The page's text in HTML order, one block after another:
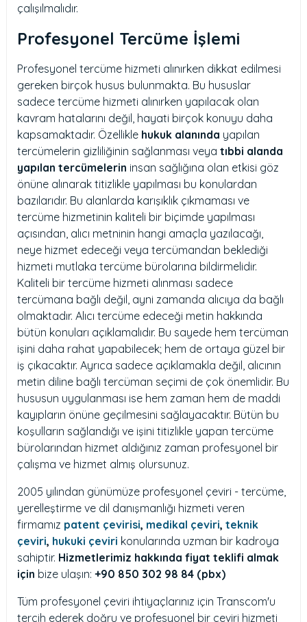
çalışılmalıdır.
Profesyonel Tercüme İşlemi
Profesyonel tercüme hizmeti alınırken dikkat edilmesi
gereken birçok husus bulunmakta. Bu hususlar
sadece tercüme hizmeti alınırken yapılacak olan
kavram hatalarını değil, hayati birçok konuyu daha
kapsamaktadır. Özellikle hukuk alanında yapılan
tercümelerin gizliliğinin sağlanması veya tıbbi alanda
yapılan tercümelerin insan sağlığına olan etkisi göz
önüne alınarak titizlikle yapılması bu konulardan
bazılarıdır. Bu alanlarda karışıklık çıkmaması ve
tercüme hizmetinin kaliteli bir biçimde yapılması
açısından, alıcı metninin hangi amaçla yazılacağı,
neye hizmet edeceği veya tercümandan beklediği
hizmeti mutlaka tercüme bürolarına bildirmelidir.
Kaliteli bir tercüme hizmeti alınması sadece
tercümana bağlı değil, ayni zamanda alıcıya da bağlı
olmaktadır. Alıcı tercüme edeceği metin hakkında
bütün konuları açıklamalıdır. Bu sayede hem tercüman
işini daha rahat yapabilecek; hem de ortaya güzel bir
iş çıkacaktır. Ayrıca sadece açıklamakla değil, alıcının
metin diline bağlı tercüman seçimi de çok önemlidir. Bu
hususun uygulanması ise hem zaman hem de maddi
kayıpların önüne geçilmesini sağlayacaktır. Bütün bu
koşulların sağlandığı ve işini titizlikle yapan tercüme
bürolarından hizmet aldığınız zaman profesyonel bir
çalışma ve hizmet almış olursunuz.
2005 yılından günümüze profesyonel çeviri - tercüme,
yerelleştirme ve dil danışmanlığı hizmeti veren
firmamız patent çevirisi, medikal çeviri, teknik
çeviri, hukuki çeviri konularında uzman bir kadroya
sahiptir. Hizmetlerimiz hakkında fiyat teklifi almak
için bize ulaşın: +90 850 302 98 84 (pbx)
Tüm profesyonel çeviri ihtiyaçlarınız için Transcom'u
tercih ederek doğru ve profesyonel bir çeviri hizmeti